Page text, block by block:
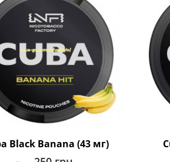
Black Banana (43 мг)